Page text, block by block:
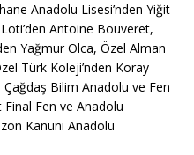
Anadolu Lisesi’nden Yiğit
Antoine Bouveret,
Yağmur Olca, Özel Alman
Türk Koleji’nden Koray
Bilim Anadolu ve Fen
Final Fen ve Anadolu
Kanuni Anadolu